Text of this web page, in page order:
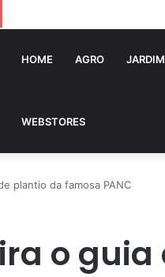
HOME AGRO JARDIM
WEBSTORES
plantio da famosa PANC
o